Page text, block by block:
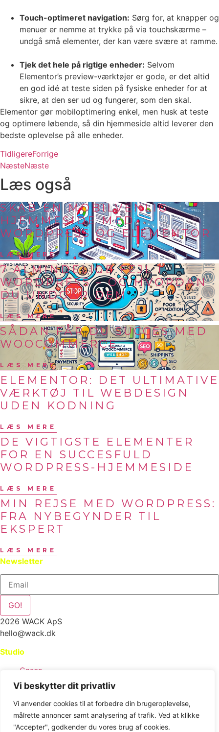
Vi beskytter dit privatliv
Vi anvender cookies til at forbedre din brugeroplevelse,
målrette annoncer samt analysering af trafik. Ved at klikke
"Accepter", godkender du vores brug af cookies.
Touch-optimeret navigation: Sørg for, at knapper og
menuer er nemme at trykke på via touchskærme –
undgå små elementer, der kan være svære at ramme.
Tjek det hele på rigtige enheder: Selvom
Elementor’s preview-værktøjer er gode, er det altid
en god idé at teste siden på fysiske enheder for at
sikre, at den ser ud og fungerer, som den skal.
Elementor gør mobiloptimering enkel, men husk at teste
og optimere løbende, så din hjemmeside altid leverer den
bedste oplevelse på alle enheder.
TidligereForrige
NæsteNæste
Læs også
SKAB EN MOBILVENLIG
HJEMMESIDE MED
WORDPRESS OG ELEMENTOR
LÆS MERE
7 ALMINDELIGE FEJL I
WORDPRESS – OG HVORDAN
DU UNDGÅR DEM
LÆS MERE
SÅDAN FÅR DU SUCCES MED
WOOCOMMERCE
LÆS MERE
ELEMENTOR: DET ULTIMATIVE
VÆRKTØJ TIL WEBDESIGN
UDEN KODNING
LÆS MERE
DE VIGTIGSTE ELEMENTER
FOR EN SUCCESFULD
WORDPRESS-HJEMMESIDE
LÆS MERE
MIN REJSE MED WORDPRESS:
FRA NYBEGYNDER TIL
EKSPERT
LÆS MERE
Newsletter
GO!
2026 WACK ApS
hello@wack.dk
Studio
Cases
Services
Vedligehold
Kontakt
Vidensdeling